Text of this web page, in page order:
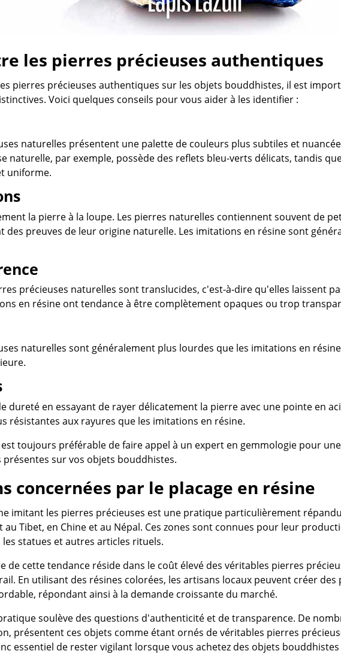
les pierres précieuses authentiques
pierres précieuses authentiques sur les objets bouddhistes, il est
Voici quelques conseils pour vous aider à les identifier :
naturelles présentent une palette de couleurs plus subtiles et
naturelle, par exemple, possède des reflets bleu-verts délicats, tandis
uniforme.
la pierre à la loupe. Les pierres naturelles contiennent souvent de
des preuves de leur origine naturelle. Les imitations en résine sont
précieuses naturelles sont translucides, c'est-à-dire qu'elles laissent
en résine ont tendance à être complètement opaques ou trop
naturelles sont généralement plus lourdes que les imitations en
dureté en essayant de rayer délicatement la pierre avec une pointe en
résistantes aux rayures que les imitations en résine.
est toujours préférable de faire appel à un expert en gemmologie pour
présentes sur vos objets bouddhistes.
concernées par le placage en résine
imitant les pierres précieuses est une pratique particulièrement
au Tibet, en Chine et au Népal. Ces zones sont connues pour leur
statues et autres articles rituels.
de cette tendance réside dans le coût élevé des véritables pierres
En utilisant des résines colorées, les artisans locaux peuvent créer
répondant ainsi à la demande croissante du marché.
soulève des questions d'authenticité et de transparence. De
présentent ces objets comme étant ornés de véritables pierres
essentiel de rester vigilant lorsque vous achetez des objets